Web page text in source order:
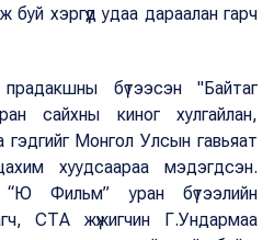
хэргүүд удаа дараалан гарч
бүтээсэн "Байтаг
сайхны киног хулгайлан,
гэдгийг Монгол Улсын гавьяат
хуудсаараа мэдэгдсэн.
“Ю Фильм” уран бүтээлийн
СТА жүжигчин Г.Ундармаа